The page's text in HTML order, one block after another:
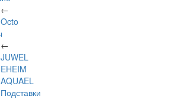
←
Octo
←
JUWEL
EHEIM
AQUAEL
Подставки